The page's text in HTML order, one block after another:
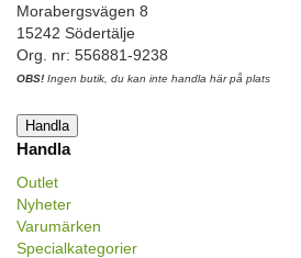
Morabergsvägen 8
15242 Södertälje
Org. nr: 556881-9238
OBS! Ingen butik, du kan inte handla här på plats
Handla
Handla
Outlet
Nyheter
Varumärken
Specialkategorier